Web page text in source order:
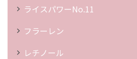
ライスパワーNo.11
フラーレン
レチノール